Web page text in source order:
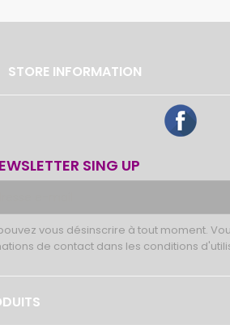
STORE INFORMATION
SING UP
vous désinscrire à tout moment.
de contact dans les conditions